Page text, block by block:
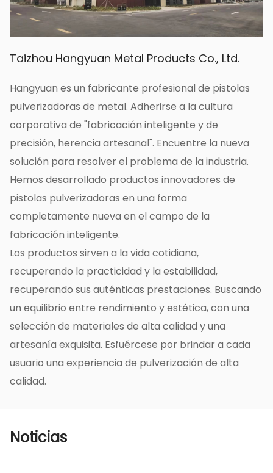
eliminar el polvo, la tierra y los residuos
acumulados y mantener la boquilla suave y
funcionando correctamente.
- Verifique las conexiones: verifique
y la tubería de agua está suelta o tiene fugas, y
ajuste o reemplace el sello a tiempo.
- Evitar la congelación: En la estación fría,
preste atención para evitar que la boquilla se
congele. Puede tomar medidas de
calentamiento o aislamiento para evitar que la
boquilla se agriete o dañe por congelación.
4. Sugerencias de uso:
- Inspección periódica: se recomienda
comprobar periódicamente el estado de
funcionamiento y el efecto de pulverización de
agua de la boquilla, y encontrar y solucionar los
problemas a tiempo para garantizar el
funcionamiento normal de la boquilla.
- Uso razonable: durante el uso, tenga cuidado
de no encender y apagar con frecuencia la
fuente de agua para evitar golpes de presión
puede considerar cubrir la cubierta protectora
Taizhou Hangyuan Metal Products Co., Ltd.
Hangyuan es un fabricante profesional de pistolas
pulverizadoras de metal. Adherirse a la cultura
corporativa de "fabricación inteligente y de
precisión, herencia artesanal". Encuentre la nueva
solución para resolver el problema de la industria.
Hemos desarrollado productos innovadores de
pistolas pulverizadoras en una forma
completamente nueva en el campo de la
fabricación inteligente.
Los productos sirven a la vida cotidiana,
recuperando la practicidad y la estabilidad,
recuperando sus auténticas prestaciones. Buscando
un equilibrio entre rendimiento y estética, con una
selección de materiales de alta calidad y una
artesanía exquisita. Esfuércese por brindar a cada
usuario una experiencia de pulverización de alta
calidad.
Noticias